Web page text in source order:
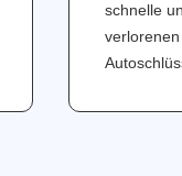
schnelle